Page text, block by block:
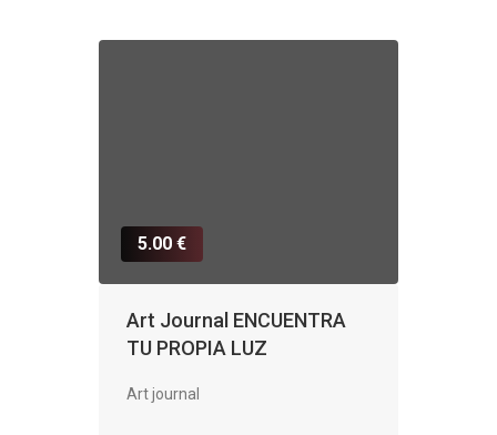
5.00 €
Art Journal ENCUENTRA
TU PROPIA LUZ
Art journal